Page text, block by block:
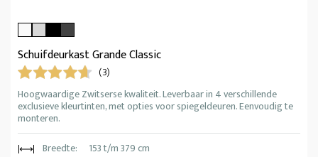
Schuifdeurkast Grande Classic
(3)
Hoogwaardige Zwitserse kwaliteit. Leverbaar in 4 verschillende
exclusieve kleurtinten, met opties voor spiegeldeuren. Eenvoudig te
monteren.
Breedte:
153 t/m 379 cm